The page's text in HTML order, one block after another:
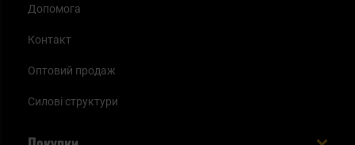
Допомога
Контакт
Оптовий продаж
Силові структури